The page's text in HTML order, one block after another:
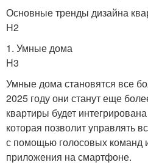
Основные тренды дизайна
H2
1. Умные дома
H3
Умные дома становятся все
2025 году они станут еще
квартиры будет
которая позволит управлять
с помощью голосовых команд
приложения на смартфоне.